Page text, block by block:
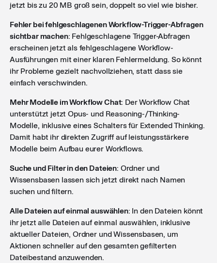
jetzt bis zu 20 MB groß sein, doppelt so viel wie bisher.
Fehler bei fehlgeschlagenen Workflow-Trigger-Abfragen
sichtbar machen: Fehlgeschlagene Trigger-Abfragen
erscheinen jetzt als fehlgeschlagene Workflow-
Ausführungen mit einer klaren Fehlermeldung. So könnt
ihr Probleme gezielt nachvollziehen, statt dass sie
einfach verschwinden.
Mehr Modelle im Workflow Chat: Der Workflow Chat
unterstützt jetzt Opus- und Reasoning-/Thinking-
Modelle, inklusive eines Schalters für Extended Thinking.
Damit habt ihr direkten Zugriff auf leistungsstärkere
Modelle beim Aufbau eurer Workflows.
Suche und Filter in den Dateien: Ordner und
Wissensbasen lassen sich jetzt direkt nach Namen
suchen und filtern.
Alle Dateien auf einmal auswählen: In den Dateien könnt
ihr jetzt alle Dateien auf einmal auswählen, inklusive
aktueller Dateien, Ordner und Wissensbasen, um
Aktionen schneller auf den gesamten gefilterten
Dateibestand anzuwenden.